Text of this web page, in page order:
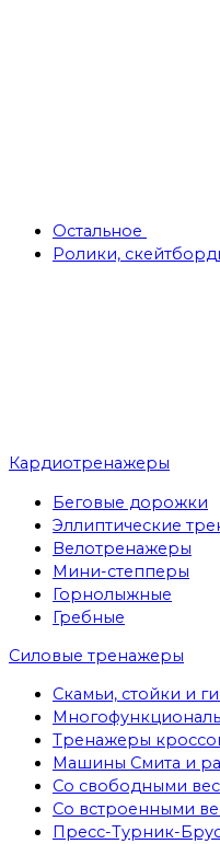
Остальное
Ролики,
Кардиотренажеры
Беговые дорожки
Эллиптические
Велотренажеры
Мини-степперы
Горнолыжные
Гребные
Cиловые тренажеры
Скамьи, стойки и
Тренажеры
Машины Смита и
Со свободными
Со встроенными
Пресс-Турник-